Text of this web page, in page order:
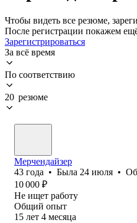
Чтобы видеть все резюме,
После регистрации покажем
Зарегистрироваться
За всё время
По соответствию
20 резюме
Мерчендайзер
43 года • Была 24 июля •
10 000 ₽
Не ищет работу
Общий опыт
15 лет 4 месяца